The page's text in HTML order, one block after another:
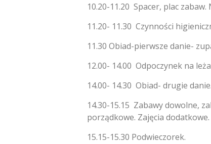
10.20-11.20 Spacer, plac
11.20- 11.30 Czynności
11.30 Obiad-pierwsze danie-
12.00- 14.00 Odpoczynek na
14.00- 14.30 Obiad- drugie danie.
14.30-15.15 Zabawy dowolne,
porządkowe. Zajęcia dodatkowe.
15.15-15.30 Podwieczorek.